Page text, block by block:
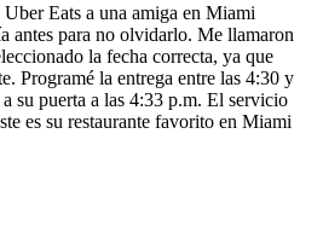
Eats a una amiga en Miami
antes para no olvidarlo. Me llamaron
la fecha correcta, ya que
Programé la entrega entre las 4:30 y
su puerta a las 4:33 p.m. El servicio
es su restaurante favorito en Miami